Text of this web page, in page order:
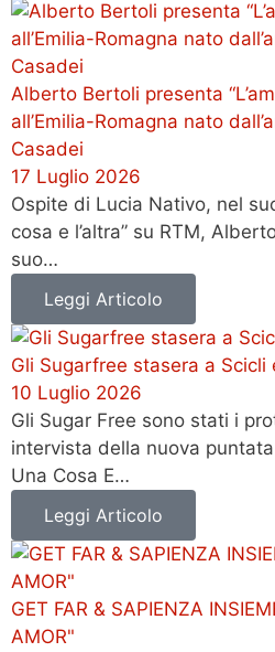
Alberto Bertoli presenta
all’Emilia-Romagna nato
Casadei
17 Luglio 2026
Ospite di Lucia Nativo, nel
cosa e l’altra” su RTM,
suo…
Leggi Articolo
Gli Sugarfree stasera a Scicli
10 Luglio 2026
Gli Sugar Free sono stati i
intervista della nuova
Una Cosa E…
Leggi Articolo
GET FAR & SAPIENZA
AMOR"